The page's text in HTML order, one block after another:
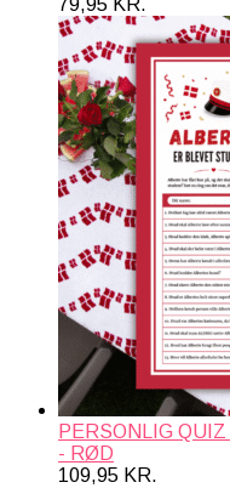
79,95 KR.
PERSONLIG
- RØD
109,95 KR.